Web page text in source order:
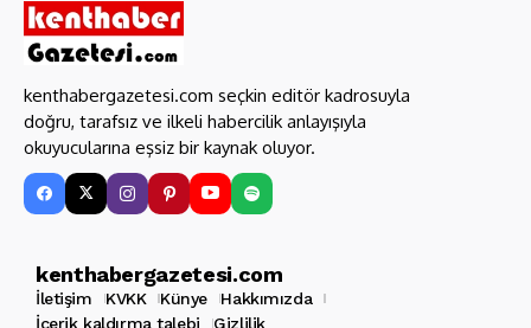
kenthabergazetesi.com seçkin editör kadrosuyla
doğru, tarafsız ve ilkeli habercilik anlayışıyla
okuyucularına eşsiz bir kaynak oluyor.
kenthabergazetesi.com
İletişim KVKK Künye
Hakkımızda
İçerik kaldırma talebi
Gizlilik